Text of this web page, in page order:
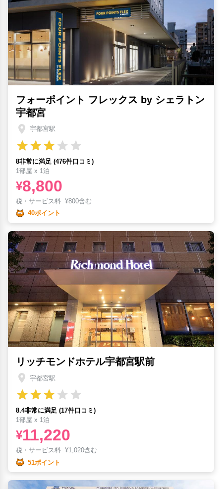
フォーポイント フレックス by シェラトン
宇都宮
宇都宮駅
8非常に満足 (476件口コミ)
1部屋 x 1泊
¥8,800
税・サービス料 ¥800含む
40ポイント
リッチモンドホテル宇都宮駅前
宇都宮駅
8.4非常に満足 (17件口コミ)
1部屋 x 1泊
¥11,220
税・サービス料 ¥1,020含む
51ポイント